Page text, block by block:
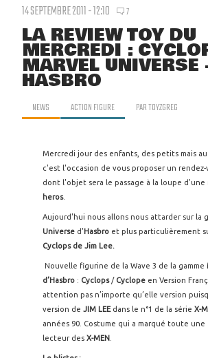
14 SEPTEMBRE 2011 - 12:10 7
LA REVIEW TOY DU
MERCREDI :
MARVEL UNIVERSE
HASBRO
NEWS ACTION FIGURE PARTOYZGREG
Mercredi jour des enfants, des petits mais
c'est l'occasion de vous proposer un rendez-
dont l'objet sera le passage à la loupe d'une
heros.
Aujourd'hui nous allons nous attarder sur la
Universe d'Hasbro et plus particulièrement
Cyclops de Jim Lee.
Nouvelle figurine de la Wave 3 de la gamme
d’Hasbro : Cyclops/ Cyclope en Version
attention pas n’importe qu’elle version
version de JIM LEE dans le n°1 de la série X-
années 90. Costume qui a marqué toute
lecteur des X-MEN